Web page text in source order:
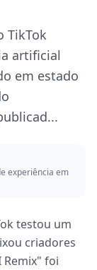
TikTok
artificial
em estado
experiência em
testou um
criadores
Remix" foi